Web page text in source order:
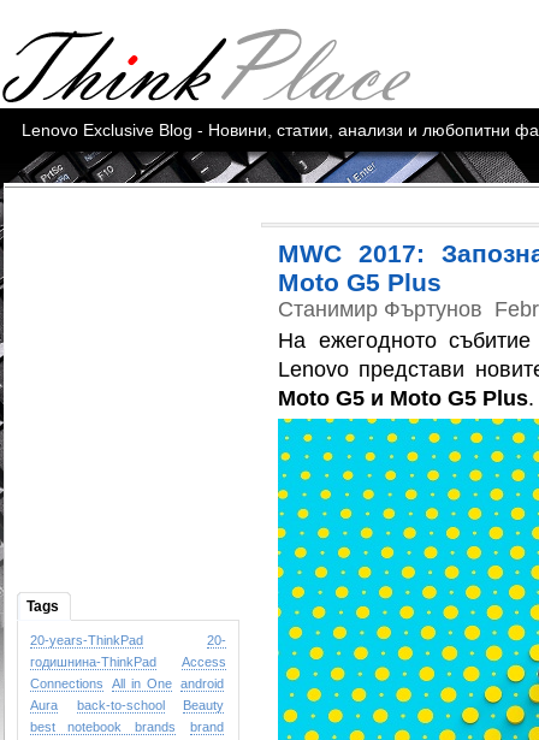
Lenovo Exclusive Blog - Новини, статии, анализи и любопитни
Tags
20-years-ThinkPad
20-
годишнина-ThinkPad
Access
Connections
All in One android
Aura
back-to-school
Beauty
best notebook brands
brand
MWC 2017:
Moto G5 Plus
Станимир Фъртунов
На ежегодното
Lenovo представи
Moto G5 и Moto G5 Plus.